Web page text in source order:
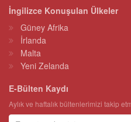
İngilizce Konuşulan Ülkeler
Güney Afrika
İrlanda
Malta
Yeni Zelanda
E-Bülten Kaydı
Aylık ve haftalık bültenlerimizi takip